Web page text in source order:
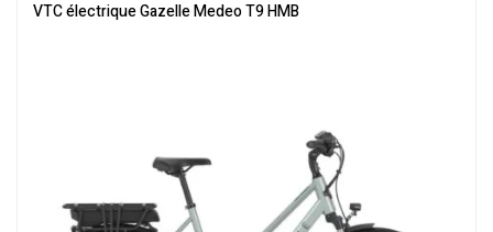
électrique,Vélo électrique ville,Velos Electriques
VTC électrique Gazelle Medeo T9 HMB